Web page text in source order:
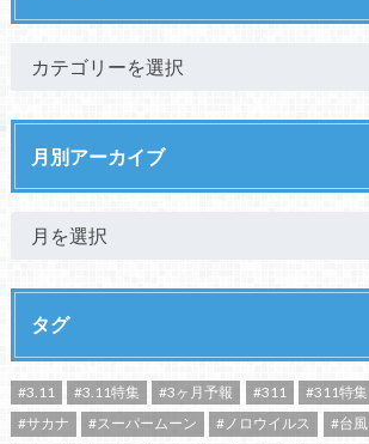
月別アーカイブ
タグ
#3.11 #3.11特集 #3ヶ月予報 #311 #311特集
#サカナ
#スーパームーン #ノロウイルス #台風